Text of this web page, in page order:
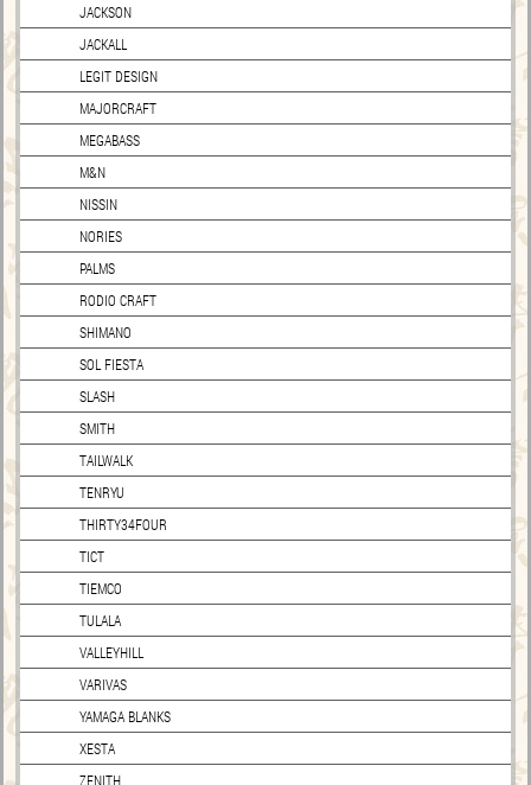
JACKSON
JACKALL
LEGIT DESIGN
MAJORCRAFT
MEGABASS
M&N
NISSIN
NORIES
PALMS
RODIO CRAFT
SHIMANO
SOL FIESTA
SLASH
SMITH
TAILWALK
TENRYU
THIRTY34FOUR
TICT
TIEMCO
TULALA
VALLEYHILL
VARIVAS
YAMAGA BLANKS
XESTA
ZENITH